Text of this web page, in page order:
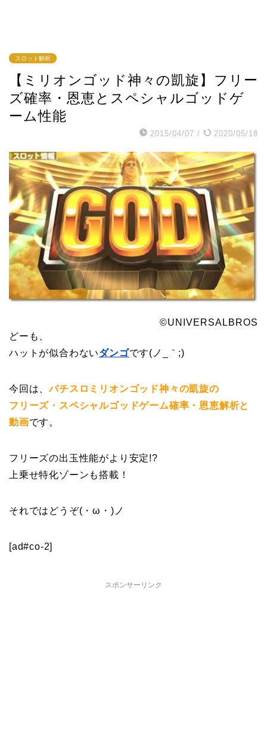
スロット解析
【ミリオンゴッド神々の凱旋】フリー
ズ確率・恩恵とスペシャルゴッドゲ
ーム性能
2015/04/07 / 2020/05/18
©UNIVERSALBROS
どーも、
ハットが似合わないダンゴです(ノ_｀;)
今回は、パチスロミリオンゴッド神々の凱旋の
フリーズ・スペシャルゴッドゲーム確率・恩恵解析と
動画です。
フリーズの出玉性能がより安定!?
上乗せ特化ゾーンも搭載！
それではどうぞ(・ω・)ノ
[ad#co-2]
スポンサーリンク